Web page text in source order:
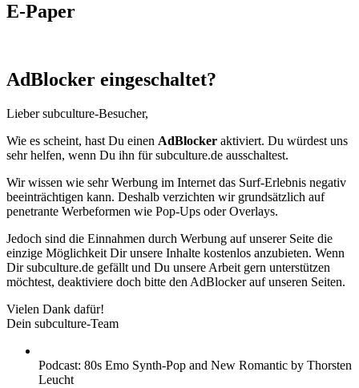
E-Paper
AdBlocker eingeschaltet?
Lieber subculture-Besucher,
Wie es scheint, hast Du einen AdBlocker aktiviert. Du würdest uns
sehr helfen, wenn Du ihn für subculture.de ausschaltest.
Wir wissen wie sehr Werbung im Internet das Surf-Erlebnis negativ
beeinträchtigen kann. Deshalb verzichten wir grundsätzlich auf
penetrante Werbeformen wie Pop-Ups oder Overlays.
Jedoch sind die Einnahmen durch Werbung auf unserer Seite die
einzige Möglichkeit Dir unsere Inhalte kostenlos anzubieten. Wenn
Dir subculture.de gefällt und Du unsere Arbeit gern unterstützen
möchtest, deaktiviere doch bitte den AdBlocker auf unseren Seiten.
Vielen Dank dafür!
Dein subculture-Team
Podcast: 80s Emo Synth-Pop and New Romantic by Thorsten
Leucht